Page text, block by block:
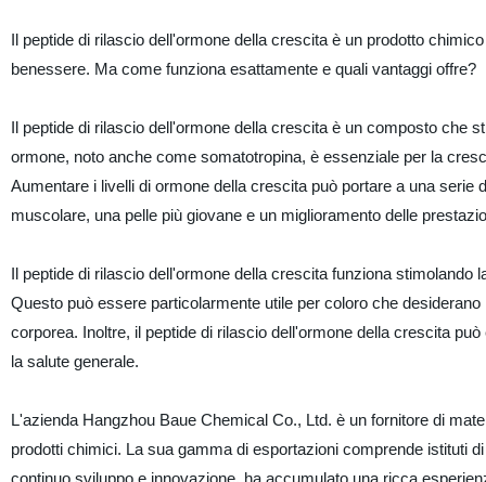
Il peptide di rilascio dell'ormone della crescita è un prodotto
benessere. Ma come funziona esattamente e quali vantaggi offre?
Il peptide di rilascio dell'ormone della crescita è un composto che
ormone, noto anche come somatotropina, è essenziale per la
Aumentare i livelli di ormone della crescita può portare a una
muscolare, una pelle più giovane e un miglioramento delle
Il peptide di rilascio dell'ormone della crescita funziona
Questo può essere particolarmente utile per coloro che
corporea. Inoltre, il peptide di rilascio dell'ormone della crescita
la salute generale.
L'azienda Hangzhou Baue Chemical Co., Ltd. è un fornitore di
prodotti chimici. La sua gamma di esportazioni comprende istituti
continuo sviluppo e innovazione, ha accumulato una ricca